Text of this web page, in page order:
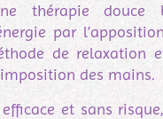
thérapie douce
par
de relaxation
des mains.
et sans